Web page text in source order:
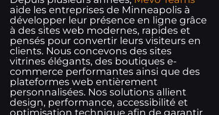
aide les entreprises de Minneapolis à
développer leur présence en ligne grâce
à des sites web modernes, rapides et
pensés pour convertir leurs visiteurs en
clients. Nous concevons des sites
vitrines élégants, des boutiques e-
commerce performantes ainsi que des
plateformes web entièrement
personnalisées. Nos solutions allient
design, performance, accessibilité et